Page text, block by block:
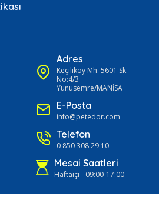
Adres
Keçiliköy Mh. 5601 Sk.
No:4/3
Yunusemre/MANİSA
E-Posta
info@petedor.com
Telefon
0 850 308 29 10
Mesai Saatleri
Haftaiçi - 09:00-17:00